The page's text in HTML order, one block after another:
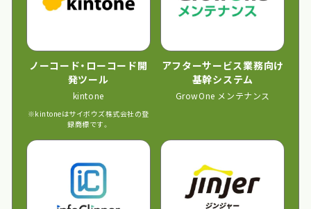
ノーコード・ローコード開
発ツール
kintone
※kintoneはサイボウズ株式会社の登
録商標です。
アフターサービス業務向け
基幹システム
GrowOne メンテナンス